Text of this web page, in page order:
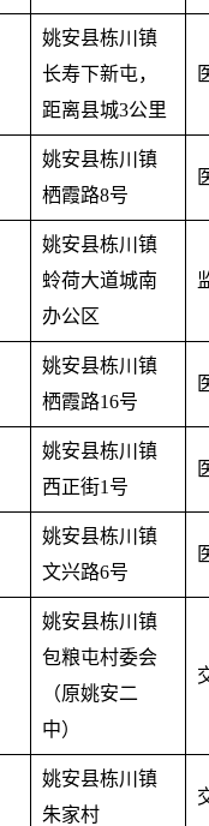
姚安县栋川镇
长寿下新屯，
距离县城3公里
姚安县栋川镇
栖霞路8号
姚安县栋川镇
蛉荷大道城南
办公区
姚安县栋川镇
栖霞路16号
姚安县栋川镇
西正街1号
姚安县栋川镇
文兴路6号
姚安县栋川镇
包粮屯村委会
（原姚安二
中）
姚安县栋川镇
朱家村